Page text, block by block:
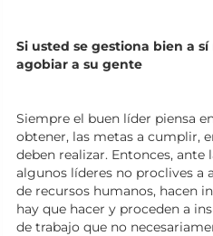
Si usted se gestiona bien a
agobiar a su gente
Siempre el buen líder piensa
obtener, las metas a cumplir,
deben realizar. Entonces, ante
algunos líderes no proclives a
de recursos humanos, hacen
hay que hacer y proceden a
de trabajo que no